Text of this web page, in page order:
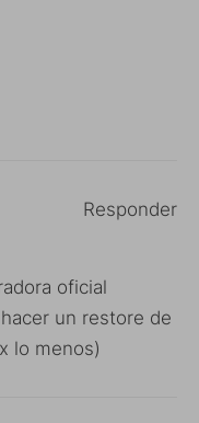
oficial
un restore de
lo menos)
Responder